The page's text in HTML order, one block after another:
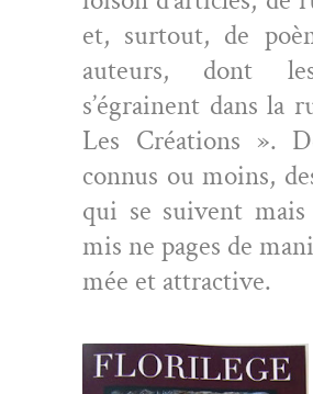
et, surtout, de
auteurs, dont
s’égrainent dans la
Les Créa­tions ».
con­nus ou moins,
qui se suiv­ent
mis ne pages de
mée et attractive.